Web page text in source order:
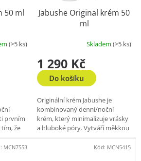
50 ml
(>5 ks)
prvním
že
Jabushe Original krém 50
ml
Skladem (>5 ks)
1 290 Kč
Do košíku
Originální krém Jabushe je
kombinovaný denní/noční
krém, který minimalizuje vrásky
a hluboké póry. Vytváří měkkou
a napnutou pleť s jemným
leskem. Obsahuje mimo jiné
MCN7553 Kód: MCN5415